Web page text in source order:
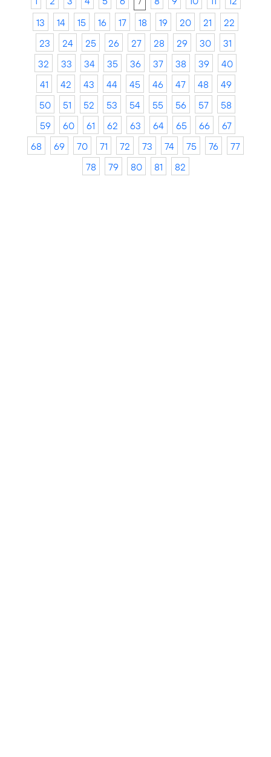
13
14 15 16 17 18 19 20 21
22
23
24 25 26 27 28 29 30
31
32
33 34 35 36 37 38 39
40
41
42 43 44 45 46 47 48
49
50
51 52 53 54 55 56 57
58
59
60 61 62 63 64 65 66
67
68
69 70 71 72 73 74 75 76
77
78
79 80 81 82